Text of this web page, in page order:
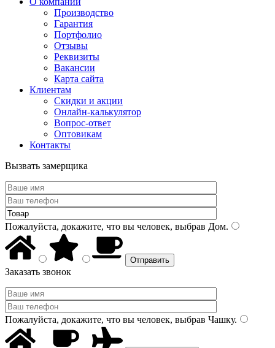
Производство
Гарантия
Портфолио
Отзывы
Реквизиты
Вакансии
Карта сайта
Клиентам
Скидки и акции
Онлайн-калькулятор
Вопрос-ответ
Оптовикам
Контакты
Вызвать замерщика
Пожалуйста, докажите, что вы человек, выбрав Дом.
Заказать звонок
Пожалуйста, докажите, что вы человек, выбрав Чашку.